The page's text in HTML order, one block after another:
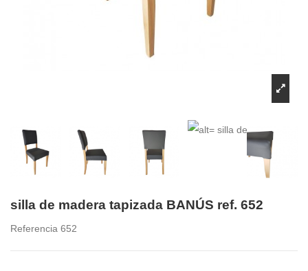
silla de madera tapizada BANÚS ref. 652
Referencia 652